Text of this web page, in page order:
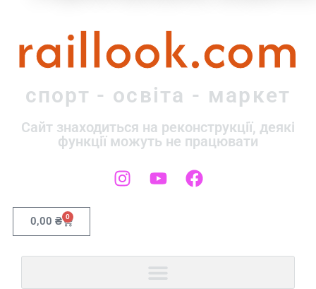
raillook.com
спорт - освіта - маркет
Сайт знаходиться на реконструкції, деякі
функції можуть не працювати
0,00 ₴ 0